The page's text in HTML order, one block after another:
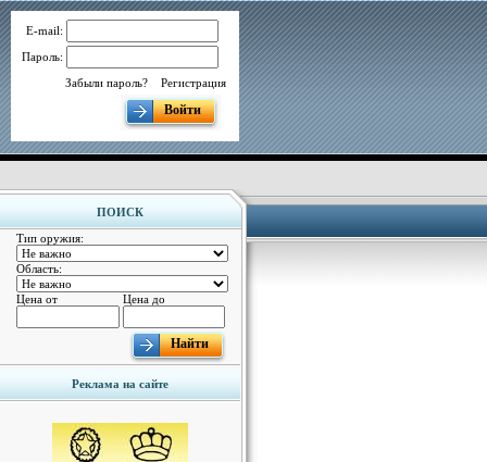
E-mail:
Пароль:
Забыли пароль?
Регистрация
Войти
ПОИСК
Тип оружия:
Область:
Цена от Цена до
Найти
Реклама на сайте